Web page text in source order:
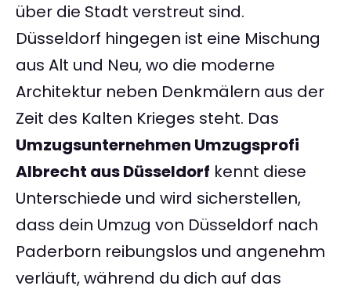
über die Stadt verstreut sind.
Düsseldorf hingegen ist eine Mischung
aus Alt und Neu, wo die moderne
Architektur neben Denkmälern aus der
Zeit des Kalten Krieges steht. Das
Umzugsunternehmen Umzugsprofi
Albrecht aus Düsseldorf kennt diese
Unterschiede und wird sicherstellen,
dass dein Umzug von Düsseldorf nach
Paderborn reibungslos und angenehm
verläuft, während du dich auf das